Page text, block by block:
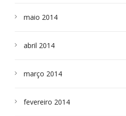
maio 2014
abril 2014
março 2014
fevereiro 2014